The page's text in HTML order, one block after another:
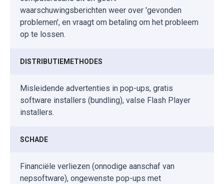
waarschuwingsberichten weer over 'gevonden
problemen', en vraagt om betaling om het probleem
op te lossen.
DISTRIBUTIEMETHODES
Misleidende advertenties in pop-ups, gratis
software installers (bundling), valse Flash Player
installers.
SCHADE
Financiële verliezen (onnodige aanschaf van
nepsoftware), ongewenste pop-ups met